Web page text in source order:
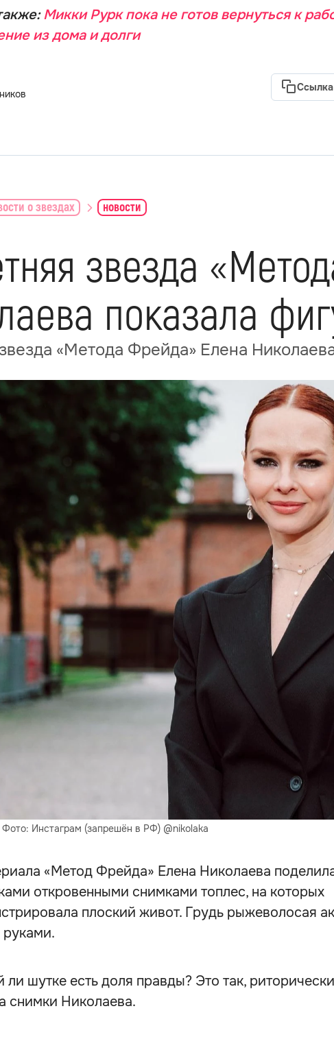
Микки Рурк пока не готов вернуться к
из дома и долги
Ссылка
о звездах новости
звезда
показала
«Метода Фрейда» Елена
Инстаграм (запрешён в РФ) @nikolaka
«Метод Фрейда» Елена Николаева
откровенными снимками топлес, на которых
плоский живот. Грудь рыжеволосая
ли шутке есть доля правды? Это так,
снимки Николаева.